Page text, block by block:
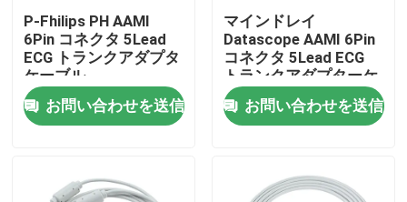
家
P-Fhilips PH AAMI
6Pin コネクタ 5Lead
ECG トランクアダプタ
ケーブル
453561432691
453561227251 ECG拡
張ケーブル VSスタイ
お問い合わせを送信
マインドレイ
Datascope AAMI 6Pin
コネクタ 5Lead ECG
トランクアダプターケ
ーブル 0010-30-
12377 EV 6102 ECG拡
張ケーブル ユーロスタ
お問い合わせを送信